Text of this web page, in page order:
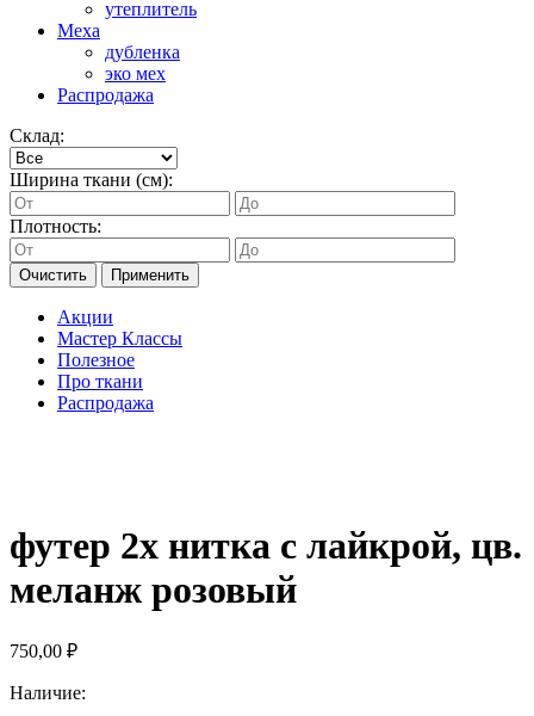
утеплитель
Меха
дубленка
эко мех
Распродажа
Склад:
Ширина ткани (см):
Плотность:
Очистить Применить
Акции
Мастер Классы
Полезное
Про ткани
Распродажа
футер 2х нитка с лайкрой, цв.
меланж розовый
750,00 ₽
Наличие: